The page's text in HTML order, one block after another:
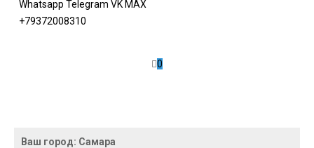
Whatsapp Telegram VK MAX
+79372008310
0
Ваш город: Самара